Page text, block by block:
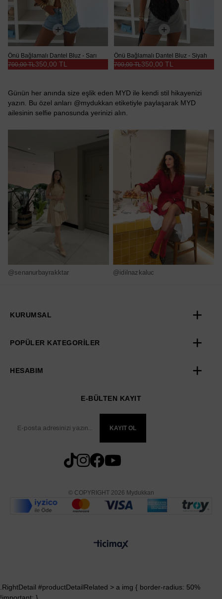
Önü Bağlamalı Dantel Bluz - Sarı
350,00 TL
700,00 TL
Önü Bağlamalı Dantel Bluz - Siyah
350,00 TL
700,00 TL
Günün her anında size eşlik eden MYD ile kendi stil hikayenizi
yazın. Bu özel anları @mydukkan etiketiyle paylaşarak MYD
ailesinin selfie panosunda yerinizi alın.
@senanurbayrakktar @idilnazkaluc
KURUMSAL
POPÜLER KATEGORİLER
HESABIM
E-BÜLTEN KAYIT
KAYIT OL
© COPYRIGHT 2026 Mydukkan
.RightDetail #productDetailRelated > a img { border-radius: 50%